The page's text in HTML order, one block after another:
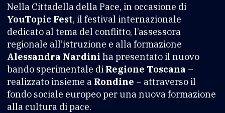
Nella Cittadella della Pace, in occasione di
YouTopic Fest, il festival internazionale
dedicato al tema del conflitto, l’assessora
regionale all’istruzione e alla formazione
Alessandra Nardini ha presentato il nuovo
bando sperimentale di Regione Toscana –
realizzato insieme a Rondine – attraverso il
fondo sociale europeo per una nuova formazione
alla cultura di pace.